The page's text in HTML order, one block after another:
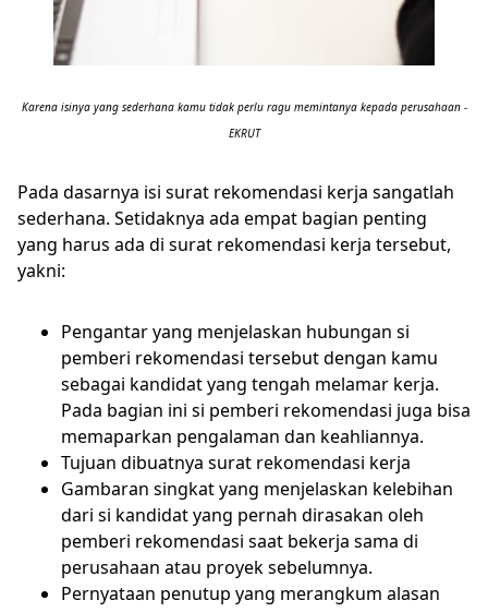
Karena isinya yang sederhana kamu tidak perlu ragu memintanya kepada perusahaan -
EKRUT
Pada dasarnya isi surat rekomendasi kerja sangatlah
sederhana. Setidaknya ada empat bagian penting
yang harus ada di surat rekomendasi kerja tersebut,
yakni:
Pengantar yang menjelaskan hubungan si
pemberi rekomendasi tersebut dengan kamu
sebagai kandidat yang tengah melamar kerja.
Pada bagian ini si pemberi rekomendasi juga bisa
memaparkan pengalaman dan keahliannya.
Tujuan dibuatnya surat rekomendasi kerja
Gambaran singkat yang menjelaskan kelebihan
dari si kandidat yang pernah dirasakan oleh
pemberi rekomendasi saat bekerja sama di
perusahaan atau proyek sebelumnya.
Pernyataan penutup yang merangkum alasan